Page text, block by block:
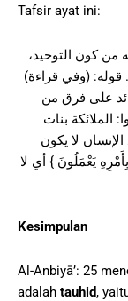
Tafsir ayat ini:
من كون التوحيد،
قوله: (وفي قراءة)
على فرق من
الملائكة بنات
الإنسان لا يكون
يَعْمَلُونَ } أي لا
Kesimpulan
Al-Anbiyā’: 25
adalah tauhid,